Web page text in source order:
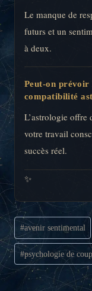
Le manque de
futurs et un
à deux.
Peut-on prévoir
compatibilité
L’astrologie offre
votre travail
succès réel.
✨
Étiquettes
de
la
publication :
#avenir sentimental
#psychologie de